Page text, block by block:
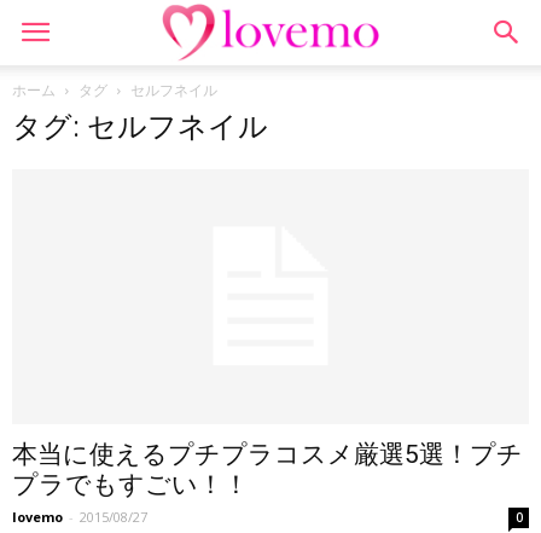
ホーム タグ セルフネイル
タグ: セルフネイル
本当に使えるプチプラコスメ厳選5選！プチ
プラでもすごい！！
lovemo - 2015/08/27 0